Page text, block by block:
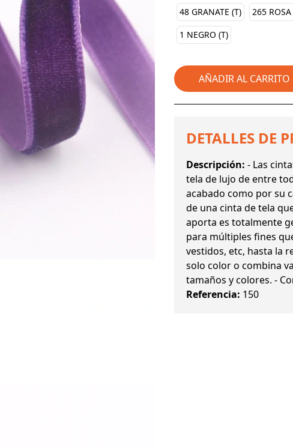
48 GRANATE (T) 265 ROSA
1 NEGRO (T)
AÑADIR AL CARRITO
DETALLES DE
Descripción: - Las
tela de lujo de entre
acabado como por su
de una cinta de tela
aporta es totalmente
para múltiples fines
vestidos, etc, hasta la
solo color o combina
tamaños y colores. -
Referencia: 150